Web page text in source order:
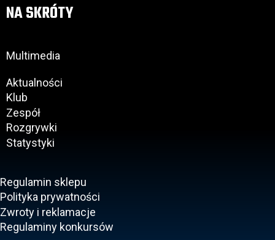
NA SKRÓTY
Multimedia
Aktualności
Klub
Zespół
Rozgrywki
Statystyki
Regulamin sklepu
Polityka prywatności
Zwroty i reklamacje
Regulaminy konkursów